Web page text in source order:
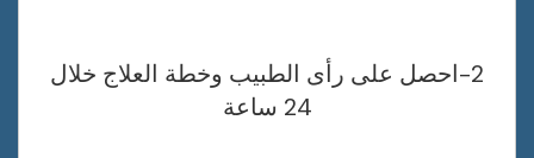
2-احصل على رأى الطبيب وخطة العلاج خلال
24 ساعة